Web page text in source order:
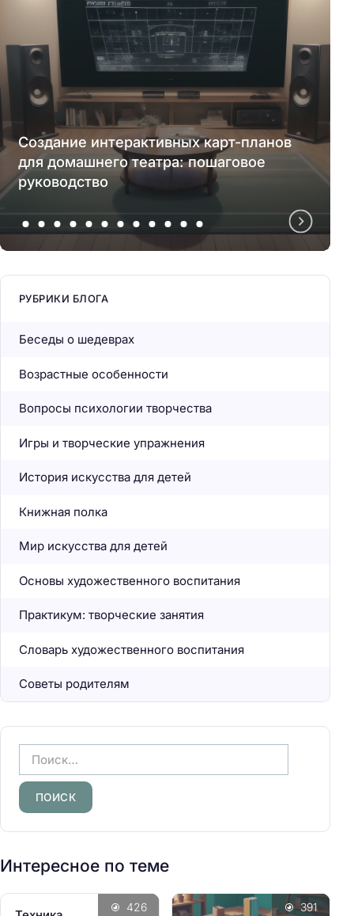
Создание интерактивных карт-планов
для домашнего театра: пошаговое
руководство
РУБРИКИ БЛОГА
Беседы о шедеврах
Возрастные особенности
Вопросы психологии творчества
Игры и творческие упражнения
История искусства для детей
Книжная полка
Мир искусства для детей
Основы художественного воспитания
Практикум: творческие занятия
Словарь художественного воспитания
Советы родителям
а
й
т
и
Интересное по теме
426 391